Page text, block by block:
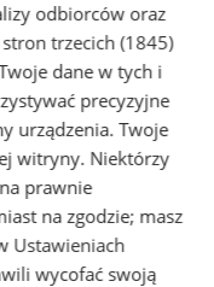
firm
sztuki2
10
1
odbiorców oraz
trzecich (1845)
dane w tych i
precyzyjne
urządzenia. Twoje
witryny. Niektórzy
prawnie
na zgodzie; masz
Ustawieniach
wycofać swoją